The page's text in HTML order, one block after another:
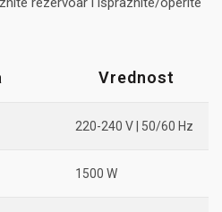
Vrednost
220-240 V | 50/60 Hz
1500 W